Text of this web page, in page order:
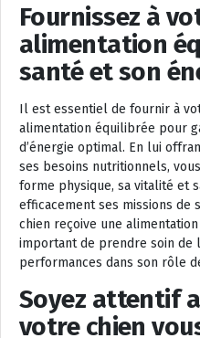
Fournissez à
alimentation
santé et son
Il est essentiel de fournir à
alimentation équilibrée pour
d’énergie optimal. En lui
ses besoins nutritionnels,
forme physique, sa vitalité et
efficacement ses missions de
chien reçoive une
important de prendre soin de
performances dans son rôle
Soyez attentif
votre chien